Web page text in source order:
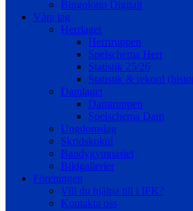
Bingolotto Digitalt
Våra lag
Herrlaget
Herrtruppen
Spelschema Herr
Statistik 25/26
Statistik & rekord
Damlaget
Damtruppen
Spelschema Dam
Ungdomslag
Skridskokul
Bandygymnasiet
Bildgallerier
Föreningen
Vill du hjälpa till i IFK?
Kontakta oss